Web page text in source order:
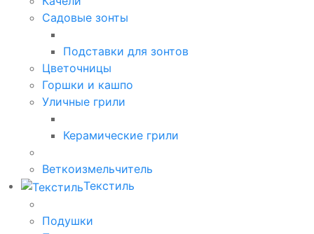
Садовые зонты
Подставки для зонтов
Цветочницы
Горшки и кашпо
Уличные грили
Керамические грили
Веткоизмельчитель
Текстиль
Подушки